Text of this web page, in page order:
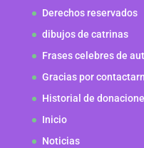
Derechos reservados
dibujos de catrinas
Frases celebres de
Gracias por
Historial de
Inicio
Noticias